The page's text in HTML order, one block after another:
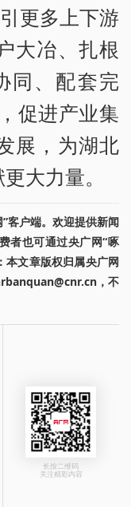
更多上下游
大冶、扎根
同、配套完
促进产业集
展，为湖北
大力量。
客户端。欢迎提供新闻
者也可通过央广网“啄
本文章版权归属央广网
，不
长按二维码
关注精彩内容